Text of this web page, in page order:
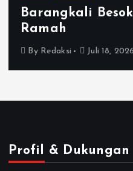
Barangkali
Ramah
By Redaksi Juli 18, 2026
Profil & Dukungan